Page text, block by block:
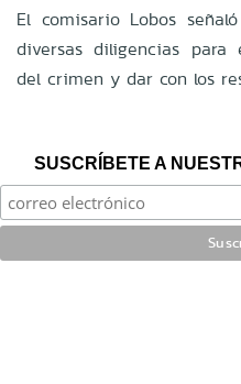
El comisario Lobos
diversas diligencias para
del crimen y dar con los
SUSCRÍBETE A